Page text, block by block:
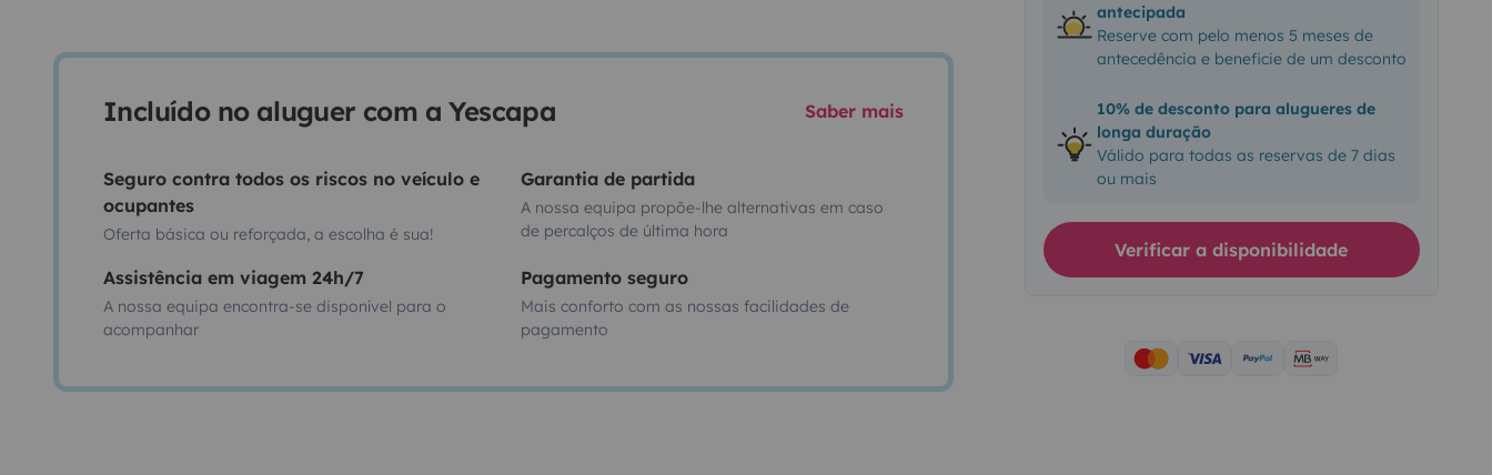
Incluído no aluguer com a Yescapa Saber mais
Seguro contra todos os riscos no veículo e
ocupantes
Oferta básica ou reforçada, a escolha é sua!
Garantia de partida
A nossa equipa propõe-lhe alternativas em caso
de percalços de última hora
Assistência em viagem 24h/7
A nossa equipa encontra-se disponível para o
acompanhar
Pagamento seguro
Mais conforto com as nossas facilidades de
pagamento
antecipada
Reserve com pelo menos 5 meses de
antecedência e beneficie de um desconto
10% de desconto para alugueres de
longa duração
Válido para todas as reservas de 7 dias
ou mais
Verificar a disponibilidade